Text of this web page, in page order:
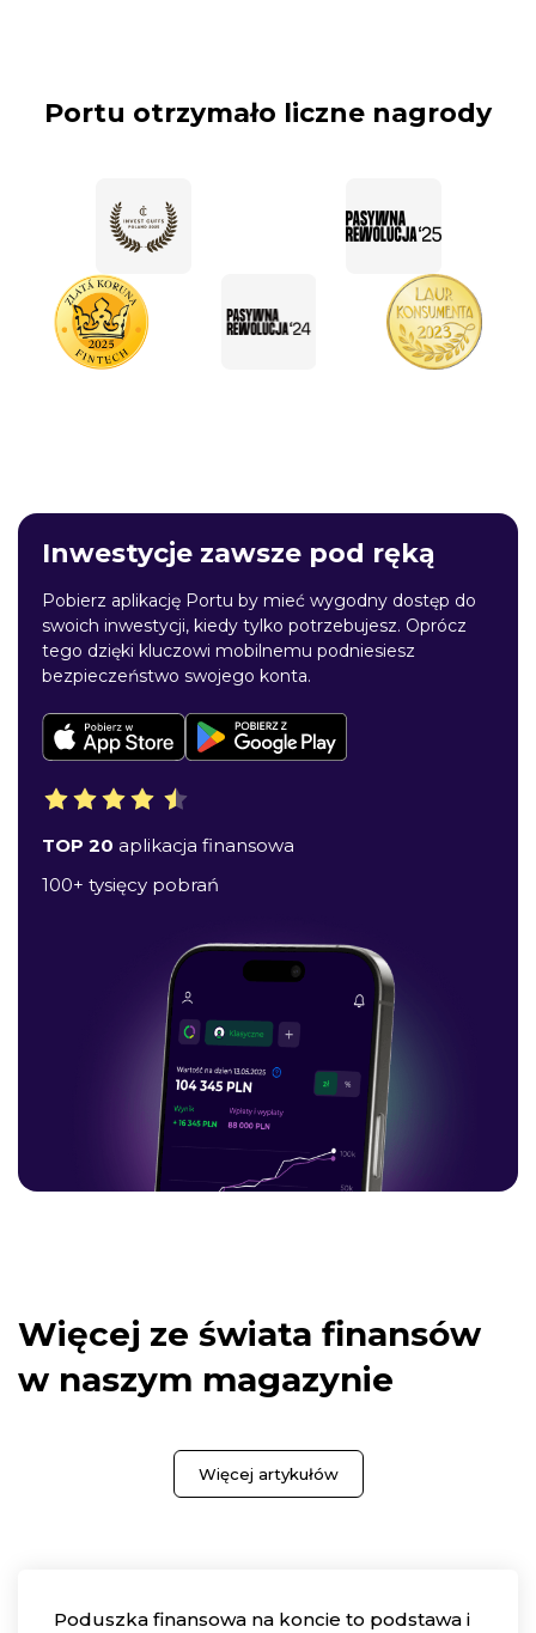
Portu otrzymało liczne nagrody
Inwestycje zawsze pod ręką
Pobierz aplikację Portu by mieć wygodny dostęp do
swoich inwestycji, kiedy tylko potrzebujesz. Oprócz
tego dzięki kluczowi mobilnemu podniesiesz
bezpieczeństwo swojego konta.
TOP 20 aplikacja finansowa
100+ tysięcy pobrań
Więcej ze świata finansów
w naszym magazynie
Więcej artykułów
Poduszka finansowa na koncie to podstawa i